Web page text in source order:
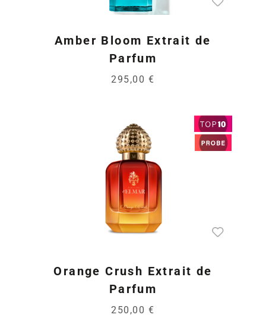
Amber Bloom Extrait de
Parfum
295,00 €
Orange Crush Extrait de
Parfum
250,00 €